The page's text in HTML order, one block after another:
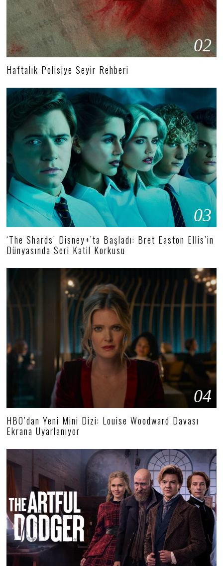
02
Haftalık Polisiye Seyir Rehberi
03
‘The Shards’ Disney+’ta Başladı: Bret Easton Ellis’in
Dünyasında Seri Katil Korkusu
04
HBO’dan Yeni Mini Dizi: Louise Woodward Davası
Ekrana Uyarlanıyor